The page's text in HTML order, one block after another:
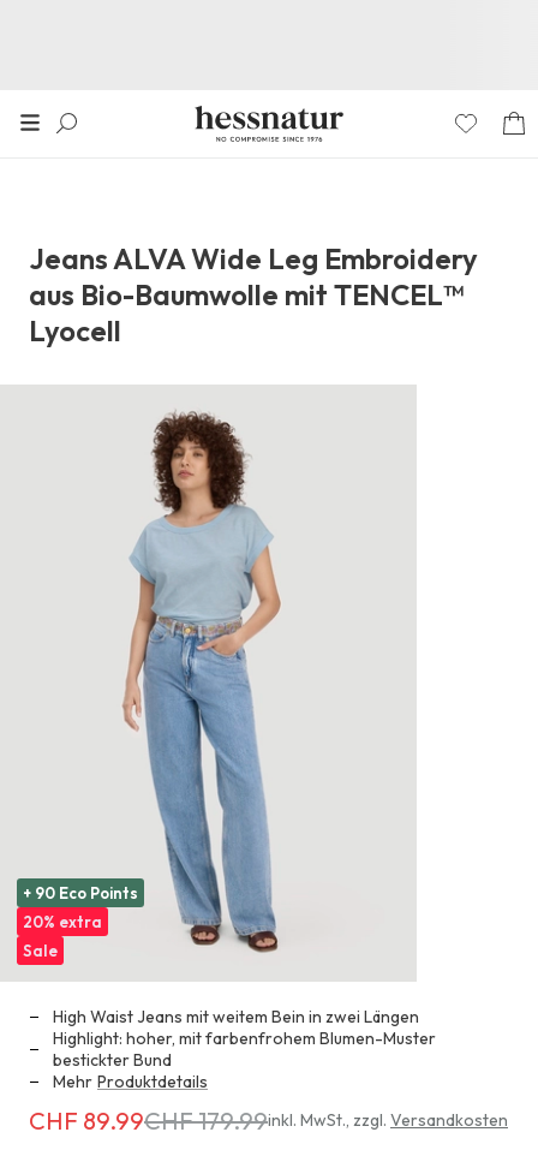
+ 90 Eco Points
20% extra
Sale
Jeans ALVA Wide Leg Embroidery
aus Bio-Baumwolle mit TENCEL™
Lyocell
High Waist Jeans mit weitem Bein in zwei Längen
Highlight: hoher, mit farbenfrohem Blumen-Muster
bestickter Bund
Mehr Produktdetails
Erhältlich
CHF 89.99CHF 179.99inkl. MwSt., zzgl. Versandkosten